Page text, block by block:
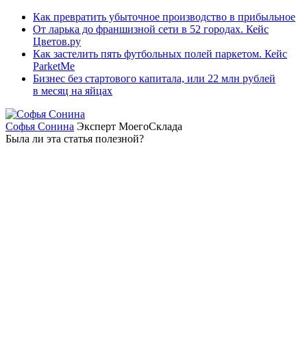
Как превратить убыточное производство в прибыльное
От ларька до франшизной сети в 52 городах. Кейс
Цветов.ру
Как застелить пять футбольных полей паркетом. Кейс
ParketMe
Бизнес без стартового капитала, или 22 млн рублей
в месяц на яйцах
Софья Сонина Эксперт МоегоСклада
Была ли эта статья полезной?